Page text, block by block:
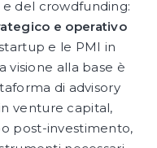
del crowdfunding:
e operativo
e le PMI in
visione alla base è
di advisory
venture capital,
post-investimento,